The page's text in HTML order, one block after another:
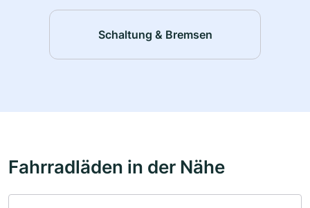
Schaltung & Bremsen
Fahrradläden in der Nähe